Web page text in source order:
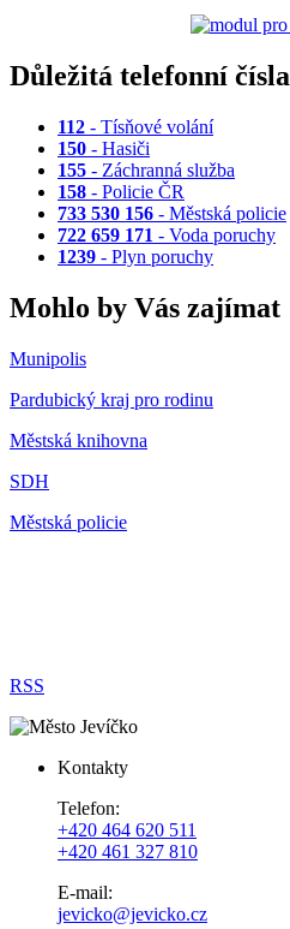
Důležitá telefonní čísla
112 - Tísňové volání
150 - Hasiči
155 - Záchranná služba
158 - Policie ČR
733 530 156 - Městská policie
722 659 171 - Voda poruchy
1239 - Plyn poruchy
Mohlo by Vás zajímat
Munipolis
Pardubický kraj pro rodinu
Městská knihovna
SDH
Městská policie
RSS
Kontakty
Telefon:
+420 464 620 511
+420 461 327 810
E-mail:
jevicko@jevicko.cz